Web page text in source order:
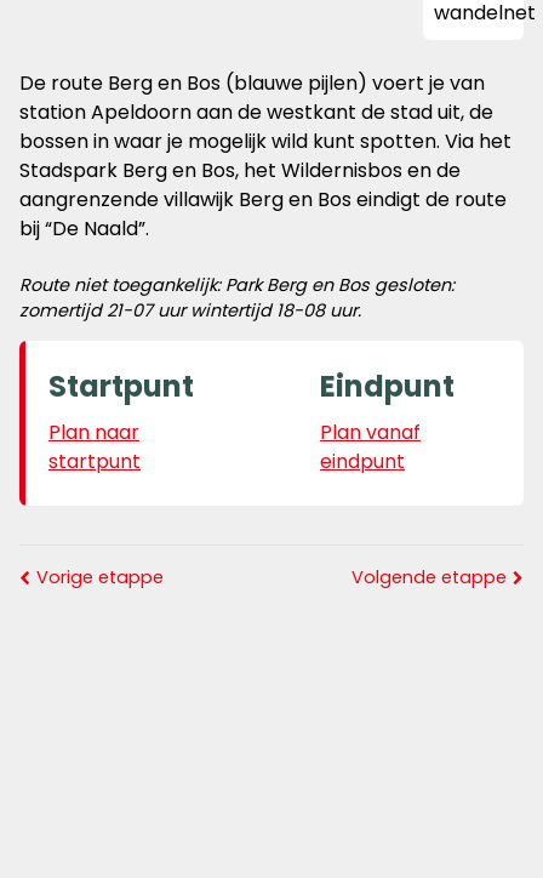
De route Berg en Bos (blauwe pijlen) voert je van
station Apeldoorn aan de westkant de stad uit, de
bossen in waar je mogelijk wild kunt spotten. Via het
Stadspark Berg en Bos, het Wildernisbos en de
aangrenzende villawijk Berg en Bos eindigt de route
bij “De Naald”.
Route niet toegankelijk: Park Berg en Bos gesloten:
zomertijd 21-07 uur wintertijd 18-08 uur.
Startpunt
Plan naar
startpunt
Eindpunt
Plan vanaf
eindpunt
Vorige etappe Volgende etappe